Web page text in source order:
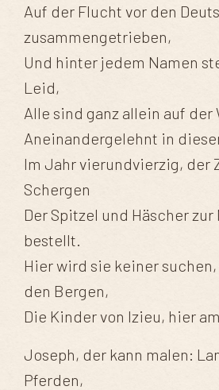
Auf der Flucht vor den
zusammengetrieben,
Und hinter jedem Namen
Leid,
Alle sind ganz allein auf der
Aneinandergelehnt in
Im Jahr vierundvierzig, der
Schergen
Der Spitzel und Häscher zur
bestellt.
Hier wird sie keiner
den Bergen,
Die Kinder von Izieu, hier
Joseph, der kann malen:
Pferden,